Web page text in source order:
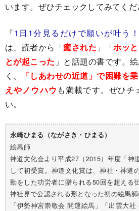
います。ぜひチェックしてみてくだ
『1日1分見るだけで願いが叶う
は、読者から「癒された 」「ホッ
とが起こった 」と話題の書です。
く、
「しあわせの近道」で困難を
えやノウハウ も満載です。ぜひチ
い。
永崎ひまる（ながさき・ひまる）
絵馬師
神道文化会より平成27（2015）年度「神
して初受賞。神道文化賞は、神社・神道
動をした功労者に贈られる50回を超える
神社界で公認される形となった初の絵馬師
「伊勢神宮崇敬会 開運絵馬」「出雲大